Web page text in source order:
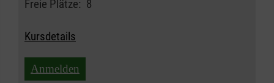
Freie Plätze: 8
Kursdetails
Anmelden